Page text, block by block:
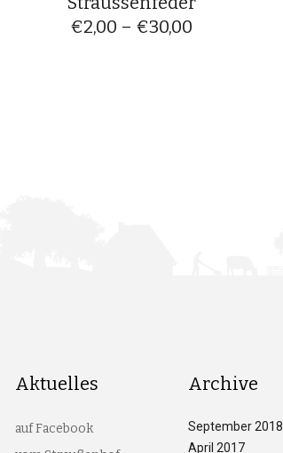
€2,00 – €30,00
Aktuelles
auf Facebook
Archive
September 2018
April 2017